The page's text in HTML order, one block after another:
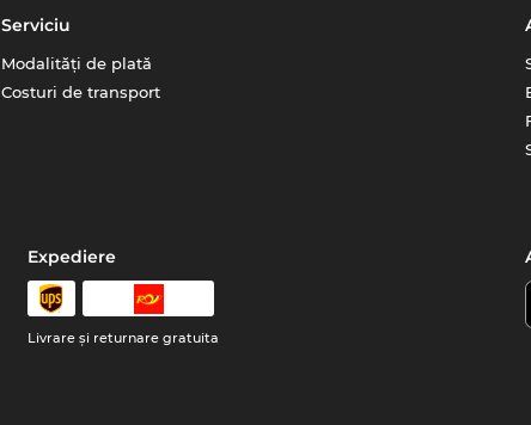
Serviciu
Modalități de plată
Costuri de transport
Expediere
Livrare şi returnare gratuita